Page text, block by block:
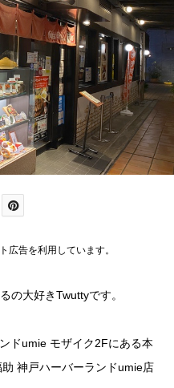
広告を利用しています。
の大好きTwuttyです。
ドumie モザイク2Fにある本
神戸ハーバーランドumie店